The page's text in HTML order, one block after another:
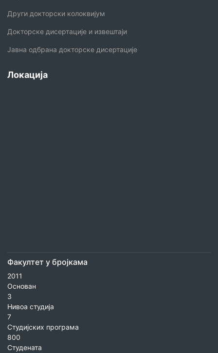
Други докторски колоквијум
Докторске дисертације и извештаји
Јавна одбрана докторске дисертације
Локација
Факултет у бројкама
2011
Основан
3
Нивоа студија
7
Студијских програма
800
Студената